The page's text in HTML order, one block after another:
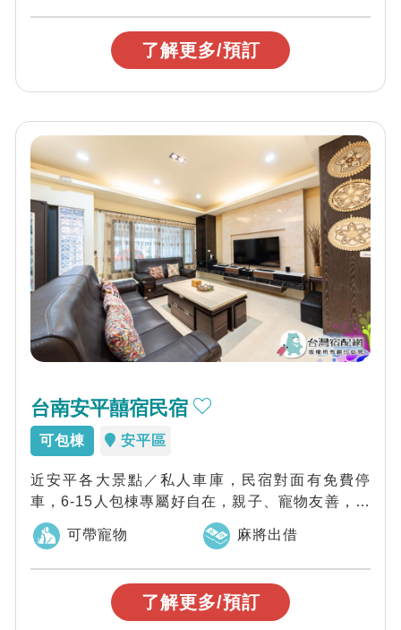
了解更多/預訂
台南安平囍宿民宿
可包棟 安平區
近安平各大景點／私人車庫，民宿對面有免費停
車，6-15人包棟專屬好自在，親子、寵物友善，包
棟獨享、麻將、影音娛樂設備、充氣式兒童泳...
可帶寵物 麻將出借
了解更多/預訂